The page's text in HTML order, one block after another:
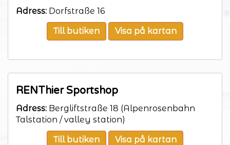
Adress: Dorfstraße 16
Till butiken Visa på kartan
RENThier Sportshop
Adress: Bergliftstraße 18 (Alpenrosenbahn
Talstation / valley station)
Till butiken Visa på kartan